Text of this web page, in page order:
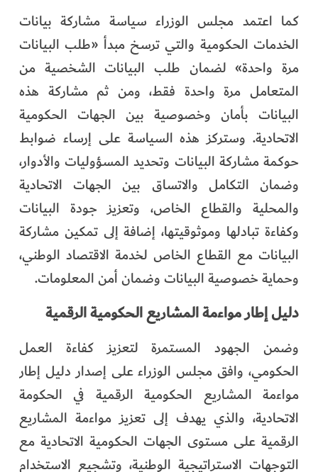
كما اعتمد مجلس الوزراء سياسة مشاركة بيانات
الخدمات الحكومية والتي ترسخ مبدأ «طلب البيانات
مرة واحدة» لضمان طلب البيانات الشخصية من
المتعامل مرة واحدة فقط، ومن ثم مشاركة هذه
البيانات بأمان وخصوصية بين الجهات الحكومية
الاتحادية. وستركز هذه السياسة على إرساء ضوابط
حوكمة مشاركة البيانات وتحديد المسؤوليات والأدوار،
وضمان التكامل والاتساق بين الجهات الاتحادية
والمحلية والقطاع الخاص، وتعزيز جودة البيانات
وكفاءة تبادلها وموثوقيتها، إضافة إلى تمكين مشاركة
البيانات مع القطاع الخاص لخدمة الاقتصاد الوطني،
وحماية خصوصية البيانات وضمان أمن المعلومات.
دليل إطار مواءمة المشاريع الحكومية الرقمية
وضمن الجهود المستمرة لتعزيز كفاءة العمل
الحكومي، وافق مجلس الوزراء على إصدار دليل إطار
مواءمة المشاريع الحكومية الرقمية في الحكومة
الاتحادية، والذي يهدف إلى تعزيز مواءمة المشاريع
الرقمية على مستوى الجهات الحكومية الاتحادية مع
التوجهات الاستراتيجية الوطنية، وتشجيع الاستخدام